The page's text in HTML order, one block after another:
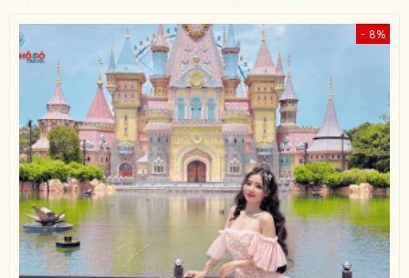
- 8%